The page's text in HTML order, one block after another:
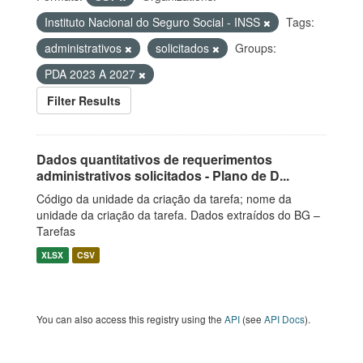
Instituto Nacional do Seguro Social - INSS
Tags:
administrativos
solicitados
Groups:
PDA 2023 A 2027
Filter Results
Dados quantitativos de requerimentos
administrativos solicitados - Plano de D...
Código da unidade da criação da tarefa; nome da
unidade da criação da tarefa. Dados extraídos do BG –
Tarefas
XLSX CSV
You can also access this registry using the API (see API Docs).